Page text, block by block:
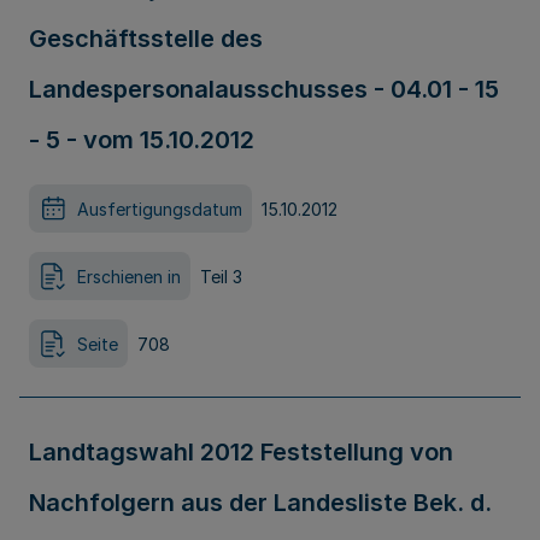
Geschäftsstelle des
Landespersonalausschusses - 04.01 - 15
- 5 - vom 15.10.2012
Ausfertigungsdatum 15.10.2012
Erschienen in Teil 3
Seite 708
Landtagswahl 2012 Feststellung von
Nachfolgern aus der Landesliste Bek. d.